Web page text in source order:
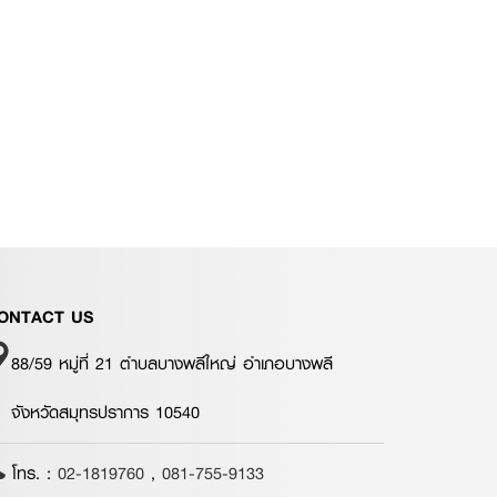
US
88/59 หมู่ที่ 21 ตำบลบางพลีใหญ่ อำเภอบางพลี
จังหวัดสมุทรปราการ 10540
โทร. : 02-1819760 , 081-755-9133